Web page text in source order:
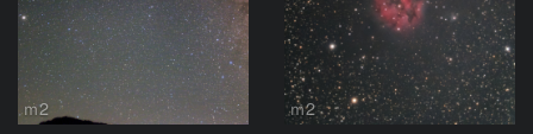
ｍ2 ｍ2